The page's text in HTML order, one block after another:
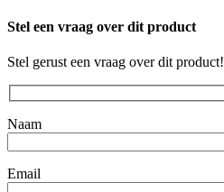
Stel een vraag over dit product
Stel gerust een vraag over dit product!
Naam
Email